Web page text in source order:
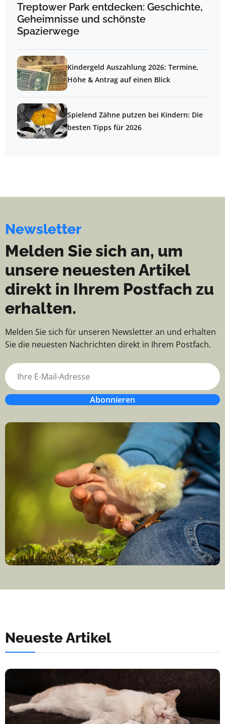
Treptower Park entdecken: Geschichte,
Geheimnisse und schönste
Spazierwege
Kindergeld Auszahlung 2026: Termine,
Höhe & Antrag auf einen Blick
Spielend Zähne putzen bei Kindern: Die
besten Tipps für 2026
Newsletter
Melden Sie sich an, um
unsere neuesten Artikel
direkt in Ihrem Postfach zu
erhalten.
Melden Sie sich für unseren Newsletter an und erhalten
Sie die neuesten Nachrichten direkt in Ihrem Postfach.
Abonnieren
Neueste Artikel